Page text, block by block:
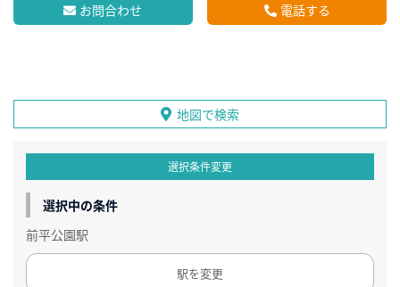
お問合わせ 電話する
地図で検索
選択条件変更
選択中の条件
前平公園駅
駅を変更